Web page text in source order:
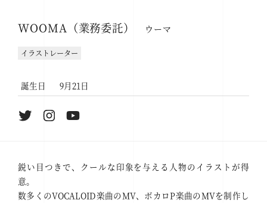
WOOMA（業務委託） ウーマ
イラストレーター
誕生日 9月21日
鋭い目つきで、クールな印象を与える人物のイラストが得
意。
数多くのVOCALOID楽曲のMV、ボカロP楽曲のMVを制作し